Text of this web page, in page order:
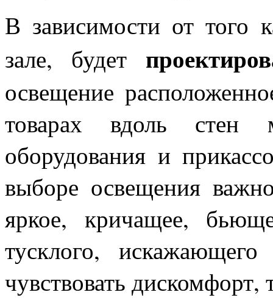
В зависимости от того
зале, будет
освещение
товарах вдоль стен
оборудования и
выборе освещения
яркое, кричащее,
тусклого,
чувствовать дискомфорт,